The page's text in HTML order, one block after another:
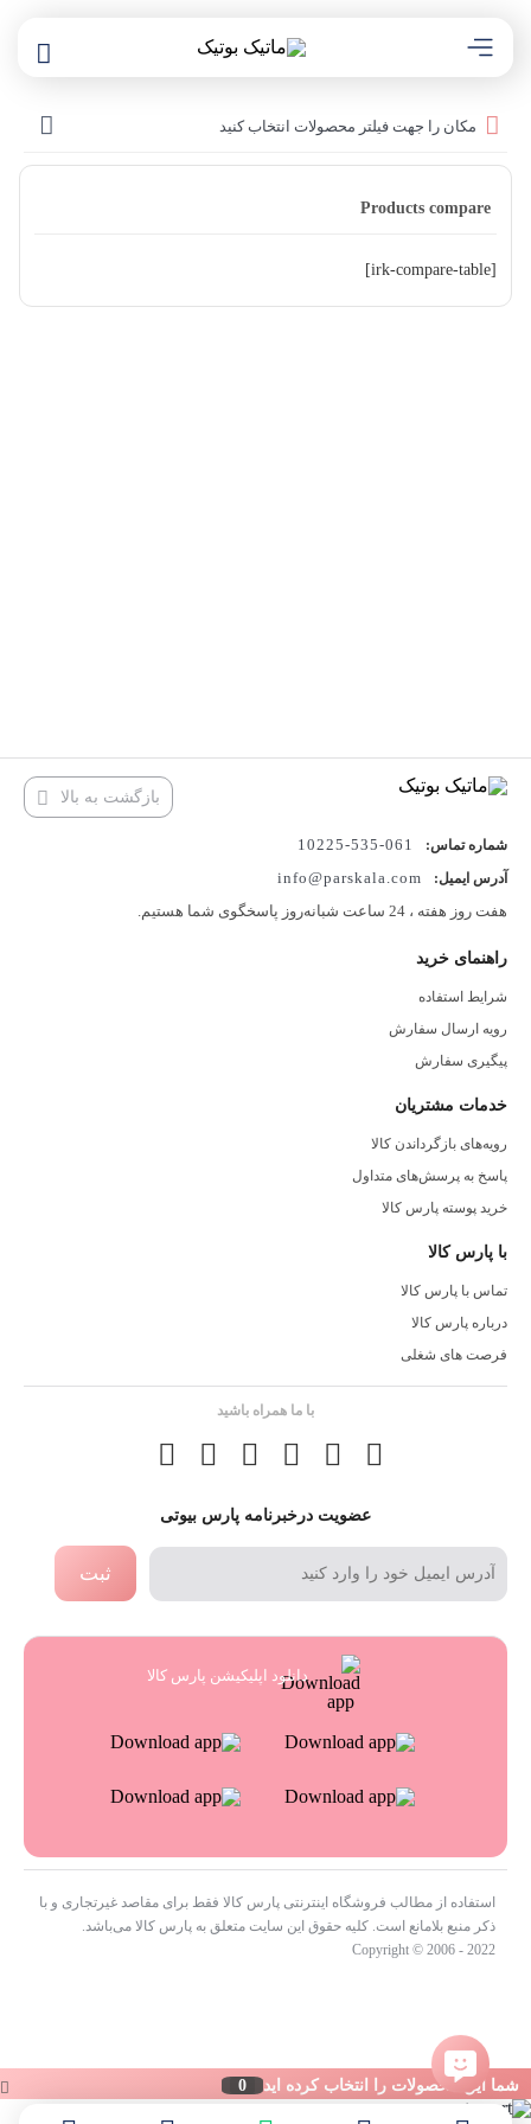
مکان را جهت فیلتر محصولات انتخاب کنید
Products compare
[irk-compare-table]
بازگشت به بالا
شماره تماس: 061-535-10225
آدرس ایمیل:
info@parskala.com
هفت روز هفته ، 24 ساعت شبانه‌روز پاسخگوی شما هستیم.
راهنمای خرید
شرایط استفاده
رویه ارسال سفارش
پیگیری سفارش
خدمات مشتریان
رویه‌های بازگرداندن کالا
پاسخ به پرسش‌های متداول
خرید پوسته پارس کالا
با پارس کالا
تماس با پارس کالا
درباره پارس کالا
فرصت های شغلی
با ما همراه باشید
عضویت درخبرنامه پارس بیوتی
ثبت
دانلود اپلیکیشن پارس کالا
استفاده از مطالب فروشگاه اینترنتی پارس کالا فقط برای مقاصد غیرتجاری و با
ذکر منبع بلامانع است. کلیه حقوق این سایت متعلق به پارس کالا می‌باشد.
Copyright © 2006 - 2022
شما این محصولات را انتخاب کرده اید 0